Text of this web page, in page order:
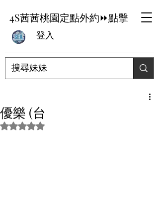
4S茜茜桃園定點外約⏩點擊
登入
優樂 (台
評等為 NaN（最高為 5 顆星）。